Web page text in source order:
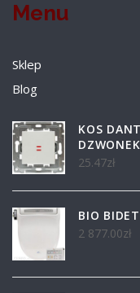
Menu
Sklep
Blog
KOS
25.47zł
BIO
2 877.00zł